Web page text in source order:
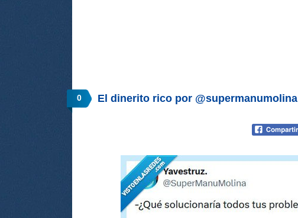
0 El dinerito rico por @supermanumolina